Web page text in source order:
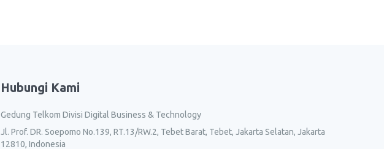
Hubungi Kami
Gedung Telkom Divisi Digital Business & Technology
Jl. Prof. DR. Soepomo No.139, RT.13/RW.2, Tebet Barat, Tebet, Jakarta Selatan, Jakarta
12810, Indonesia